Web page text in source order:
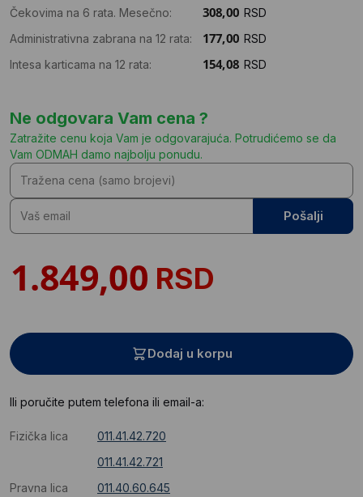
Čekovima na 6 rata. Mesečno:
RSD
Administrativna zabrana na 12 rata:
RSD
Intesa karticama na 12 rata:
RSD
Ne odgovara Vam cena ?
Zatražite cenu koja Vam je odgovarajuća. Potrudićemo se da
Vam ODMAH damo najbolju ponudu.
Pošalji
RSD
Dodaj u korpu
Ili poručite putem telefona ili email-a:
Fizička lica
011.41.42.720
011.41.42.721
Pravna lica
011.40.60.645